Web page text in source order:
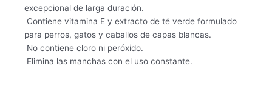
excepcional de larga duración.
 Contiene vitamina E y extracto de té verde formulado
para perros, gatos y caballos de capas blancas.
 No contiene cloro ni peróxido.
 Elimina las manchas con el uso constante.